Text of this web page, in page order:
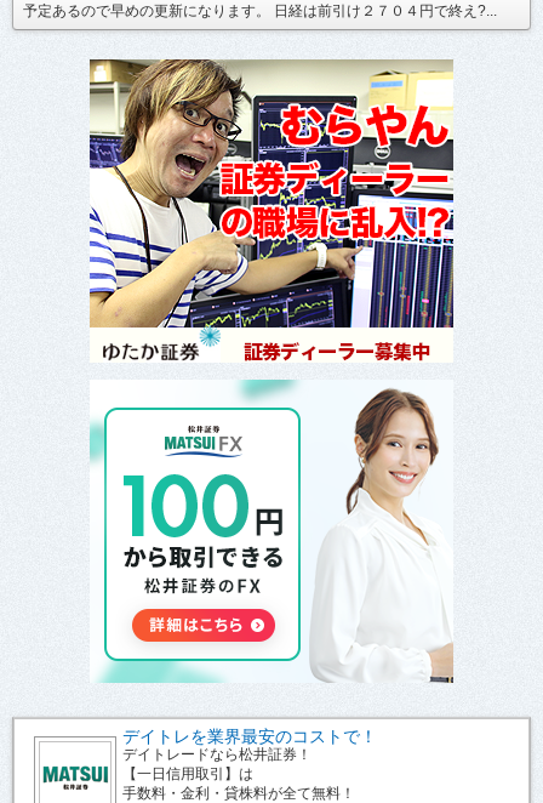
予定あるので早めの更新になります。 日経は前引け２７０４円で終え?...
デイトレを業界最安のコストで！
デイトレードなら松井証券！
【一日信用取引】は
手数料・金利・貸株料が全て無料！